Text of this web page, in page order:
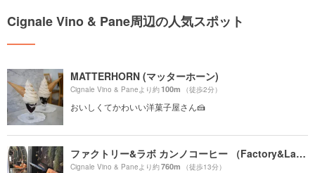
Cignale Vino & Pane周辺の人気スポット
MATTERHORN (マッターホーン)
Cignale Vino & Paneより約100m （徒歩2分）
おいしくてかわいい洋菓子屋さん🍰
ファクトリー&ラボ カンノコーヒー （Factory&Labo 神乃珈琲）
Cignale Vino & Paneより約760m （徒歩13分）